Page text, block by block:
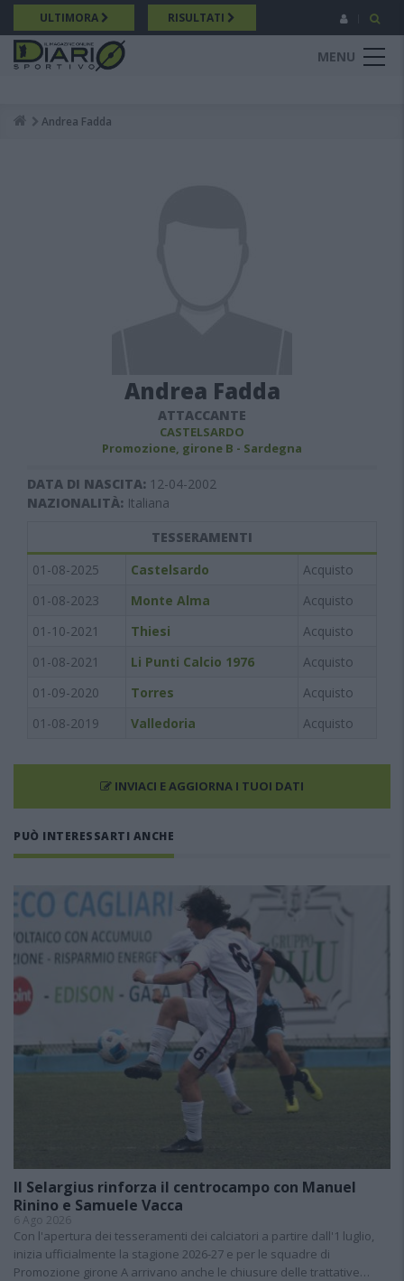
Salta
al
contenuto
principale
ULTIMORA RISULTATI
MENU
Breadcrumb
Andrea Fadda
Andrea Fadda
ATTACCANTE
CASTELSARDO
Promozione, girone B - Sardegna
DATA DI NASCITA: 12-04-2002
NAZIONALITÀ: Italiana
TESSERAMENTI
01-08-2025
Castelsardo
Acquisto
01-08-2023
Monte Alma
Acquisto
01-10-2021
Thiesi
Acquisto
01-08-2021
Li Punti Calcio 1976
Acquisto
01-09-2020
Torres
Acquisto
01-08-2019
Valledoria Acquisto
INVIACI E AGGIORNA I TUOI DATI
PUÒ INTERESSARTI ANCHE
Il Selargius rinforza il centrocampo con Manuel
Rinino e Samuele Vacca
6 Ago 2026
Con l'apertura dei tesseramenti dei calciatori a partire dall'1 luglio,
inizia ufficialmente la stagione 2026-27 e per le squadre di
Promozione girone A arrivano anche le chiusure delle trattative…